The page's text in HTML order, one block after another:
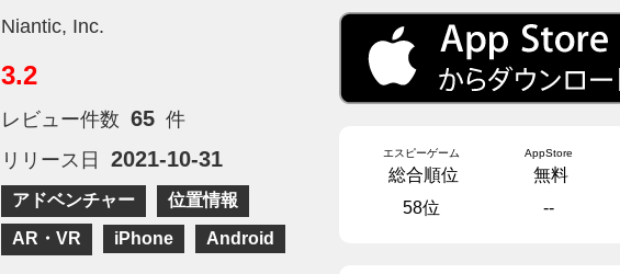
Niantic, Inc.
3.2
レビュー件数 65 件
リリース日
2021-10-31
アドベンチャー 位置情報
AR・VR iPhone Android
エスピーゲーム
総合順位
58位
AppStore
無料
--